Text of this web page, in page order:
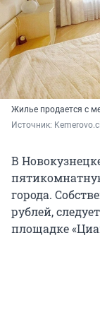
Жилье продается с
Источник:
В
города.
рублей,
площадке